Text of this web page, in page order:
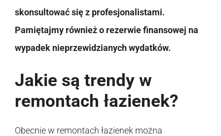
skonsultować się z profesjonalistami.
Pamiętajmy również o rezerwie finansowej na
wypadek nieprzewidzianych wydatków.
Jakie są trendy w
remontach łazienek?
Obecnie w remontach łazienek można